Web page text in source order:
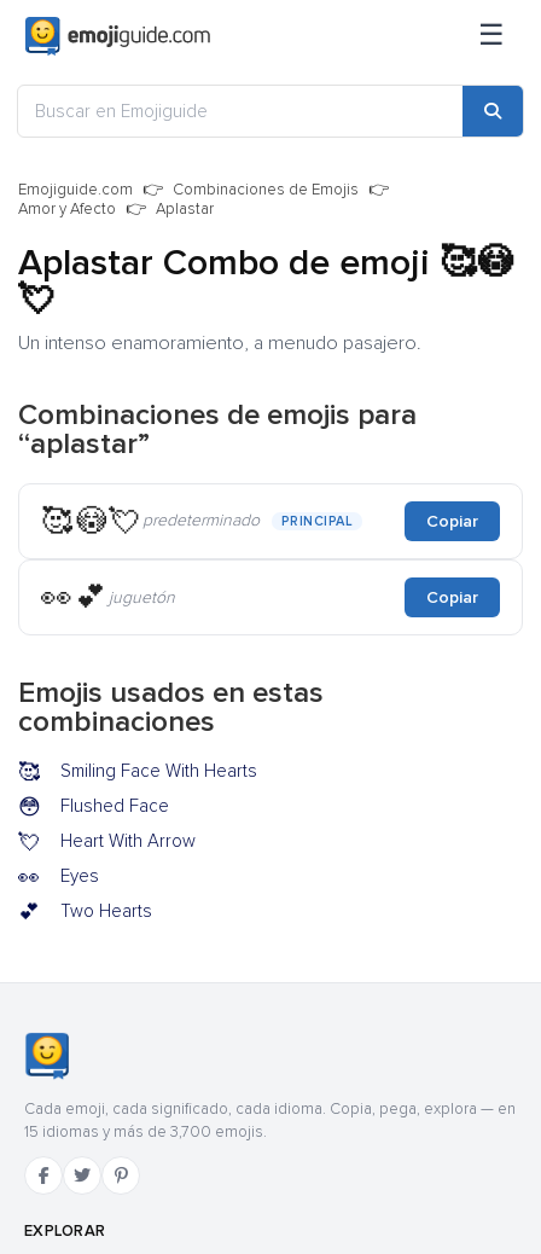
☰
Emojiguide.com
Combinaciones de Emojis
Amor y Afecto
Aplastar
Aplastar Combo de emoji 🥰😳
💘
Un intenso enamoramiento, a menudo pasajero.
Combinaciones de emojis para
“aplastar”
🥰😳💘 predeterminado PRINCIPAL Copiar
👀💕juguetón Copiar
Emojis usados en estas
combinaciones
🥰 Smiling Face With Hearts
😳 Flushed Face
💘 Heart With Arrow
👀 Eyes
💕 Two Hearts
Cada emoji, cada significado, cada idioma. Copia, pega, explora — en
15 idiomas y más de 3,700 emojis.
EXPLORAR